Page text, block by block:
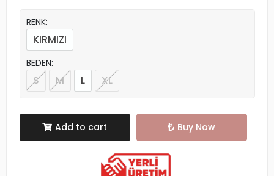
RENK:
KIRMIZI
BEDEN:
S M L XL
Add to cart Buy Now